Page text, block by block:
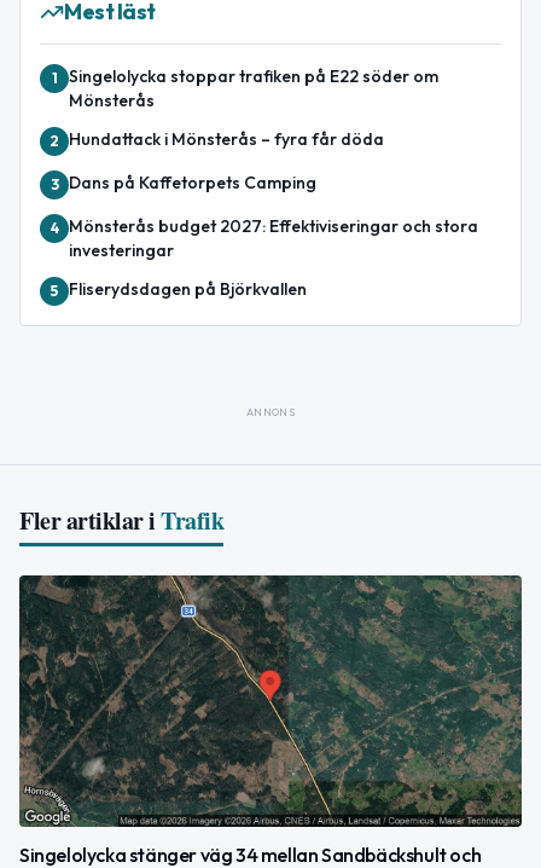
Mest läst
1
Singelolycka stoppar trafiken på E22 söder om
Mönsterås
2 Hundattack i Mönsterås – fyra får döda
3 Dans på Kaffetorpets Camping
4
Mönsterås budget 2027: Effektiviseringar och stora
investeringar
5 Fliserydsdagen på Björkvallen
ANNONS
Fler artiklar iTrafik
Singelolycka stänger väg 34 mellan Sandbäckshult och